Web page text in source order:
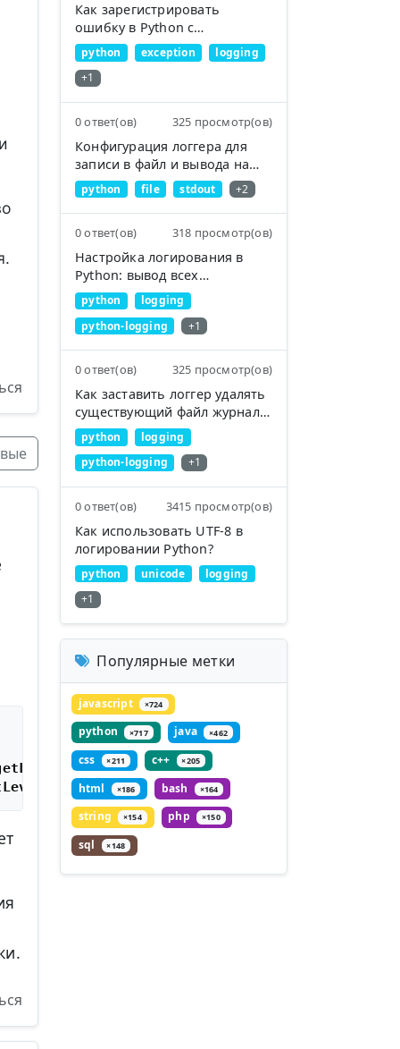
% logging.getLevelName(logging.ERROR))
Как зарегистрировать
ошибку в Python с
отладочной информацией?
python exception
logging
+1
0 ответ(ов) 325 просмотр(ов)
Конфигурация логгера для
записи в файл и вывода на
stdout
python file stdout +2
0 ответ(ов) 318 просмотр(ов)
Настройка логирования в
Python: вывод всех
сообщений в stdout и файл
журнала
python
logging
python-logging
+1
0 ответ(ов) 325 просмотр(ов)
Как заставить логгер удалять
существующий файл журнала
перед записью в него?
python
logging
python-logging
+1
0 ответ(ов) 3415 просмотр(ов)
Как использовать UTF-8 в
логировании Python?
python unicode
logging
+1
Популярные метки
javascript ×724
python ×717 java ×462
css ×211 c++ ×205
html ×186 bash ×164
string ×154 php ×150
sql ×148